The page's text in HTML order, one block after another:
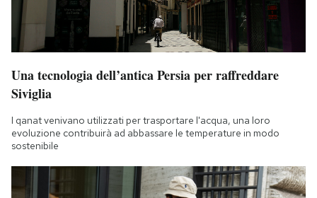
Una tecnologia dell’antica Persia per raffreddare
Siviglia
I qanat venivano utilizzati per trasportare l'acqua, una loro
evoluzione contribuirà ad abbassare le temperature in modo
sostenibile